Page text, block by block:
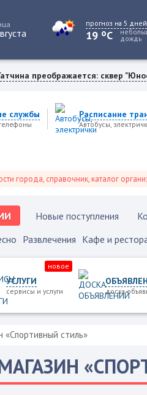
прогноз на 5 дней
19 oC дождь
преображается: сквер
службы Расписание
Автобусы,
справочник, каталог
Новые поступления
Развлечения Кафе и
УСЛУГИ
сервисы и услуги
новое
доска
«Спортивный стиль»